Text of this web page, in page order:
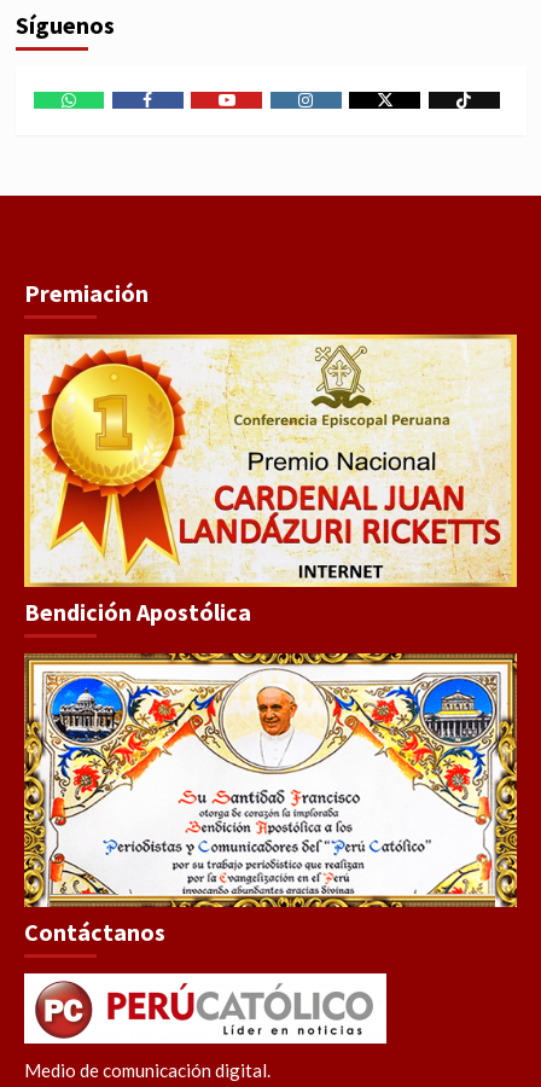
Síguenos
Premiación
Bendición Apostólica
Contáctanos
Medio de comunicación digital.